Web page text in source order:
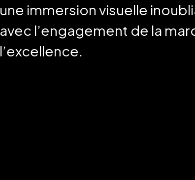
une immersion visuelle
avec l’engagement de la
l’excellence.